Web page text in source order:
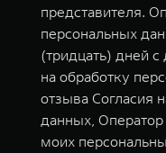
представителя.
персональных
(тридцать) дней
на обработку
отзыва Согласия
данных,
моих